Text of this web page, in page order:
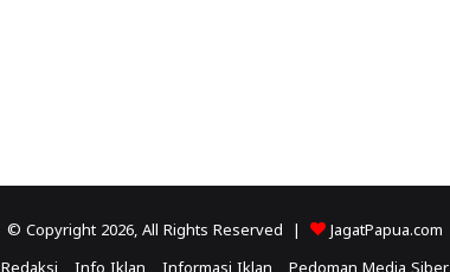
© Copyright 2026, All Rights Reserved | JagatPapua.com
Redaksi Info Iklan Informasi Iklan Pedoman Media Siber